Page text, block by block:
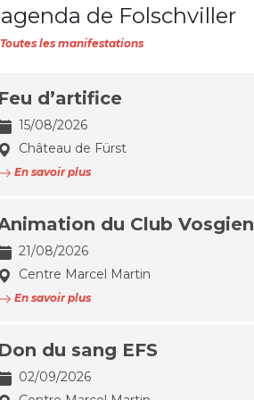
de Folschviller
les manifestations
d’artifice
15/08/2026
Château de Fürst
En savoir plus
du Club Vosgien
21/08/2026
Centre Marcel Martin
En savoir plus
du sang EFS
02/09/2026